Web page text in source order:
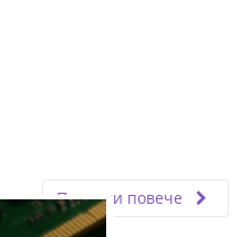
Прочети повече